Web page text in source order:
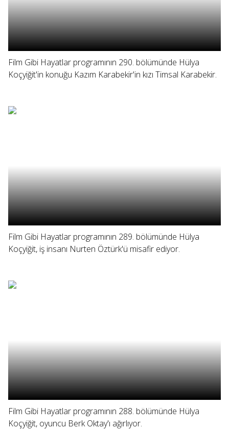
Film Gibi Hayatlar programının 290. bölümünde Hülya
Koçyiğit'in konuğu Kazım Karabekir'in kızı Timsal Karabekir.
Film Gibi Hayatlar programının 289. bölümünde Hülya
Koçyiğit, iş insanı Nurten Öztürk'ü misafir ediyor.
Film Gibi Hayatlar programının 288. bölümünde Hülya
Koçyiğit, oyuncu Berk Oktay'ı ağırlıyor.